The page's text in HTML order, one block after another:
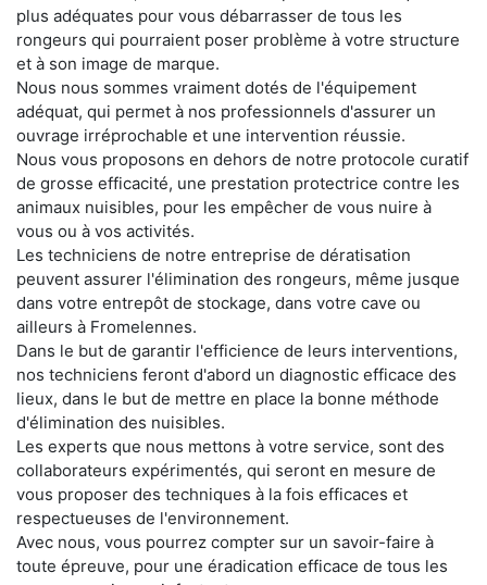
plus adéquates pour vous débarrasser de tous les
rongeurs qui pourraient poser problème à votre structure
et à son image de marque.
Nous nous sommes vraiment dotés de l'équipement
adéquat, qui permet à nos professionnels d'assurer un
ouvrage irréprochable et une intervention réussie.
Nous vous proposons en dehors de notre protocole curatif
de grosse efficacité, une prestation protectrice contre les
animaux nuisibles, pour les empêcher de vous nuire à
vous ou à vos activités.
Les techniciens de notre entreprise de dératisation
peuvent assurer l'élimination des rongeurs, même jusque
dans votre entrepôt de stockage, dans votre cave ou
ailleurs à Fromelennes.
Dans le but de garantir l'efficience de leurs interventions,
nos techniciens feront d'abord un diagnostic efficace des
lieux, dans le but de mettre en place la bonne méthode
d'élimination des nuisibles.
Les experts que nous mettons à votre service, sont des
collaborateurs expérimentés, qui seront en mesure de
vous proposer des techniques à la fois efficaces et
respectueuses de l'environnement.
Avec nous, vous pourrez compter sur un savoir-faire à
toute épreuve, pour une éradication efficace de tous les